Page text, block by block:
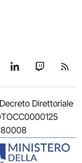
Telegram
su TikTok
Seguici su
Seguici
Direttoriale